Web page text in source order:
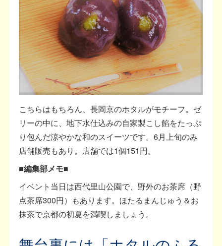
こちらはもちろん、長岡京のホタルがモチーフ。ゼ
リーの中に、地下水仕込みの自家製こし餡をたっぷ
り包んだ涼やかな和のスイーツです。6月上旬のみ
店舗販売もあり。店舗では1個151円。
■編集部メモ■
イベント当日は西代里山公園で、野外のお茶席（野
点茶席300円）もあります。ほたるまんじゅう＆お
抹茶で京都の初夏を満喫しましょう。